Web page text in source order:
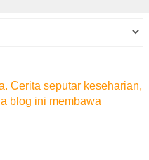
Cerita seputar keseharian,
blog ini membawa